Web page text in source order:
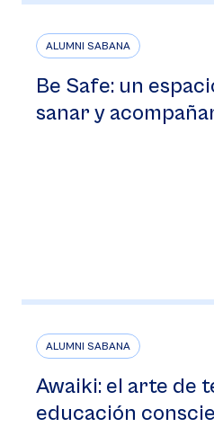
ALUMNI SABANA
Be Safe: un
sanar y
ALUMNI SABANA
Awaiki: el arte de
educación